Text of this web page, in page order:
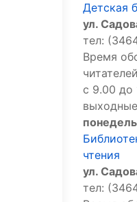
Детская
ул.
тел:
Время
с 9.00 до
чтения
ул.
тел: